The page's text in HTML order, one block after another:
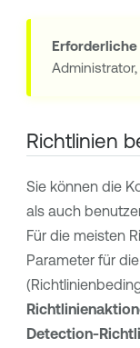
Erforderliche
Richtlinien
Sie können die
als auch
Für die meisten
Parameter für die
Detection-